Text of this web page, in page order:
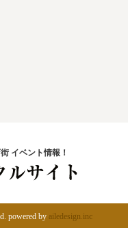
イベント情報！
powered by ailedesign.inc